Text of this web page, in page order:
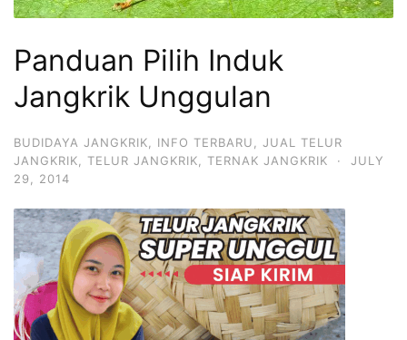
Panduan Pilih Induk
Jangkrik Unggulan
BUDIDAYA JANGKRIK, INFO TERBARU, JUAL TELUR
JANGKRIK, TELUR JANGKRIK, TERNAK JANGKRIK ·
JULY
29, 2014